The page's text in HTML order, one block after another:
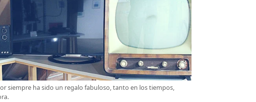
siempre ha sido un regalo fabuloso, tanto en los tiempos,